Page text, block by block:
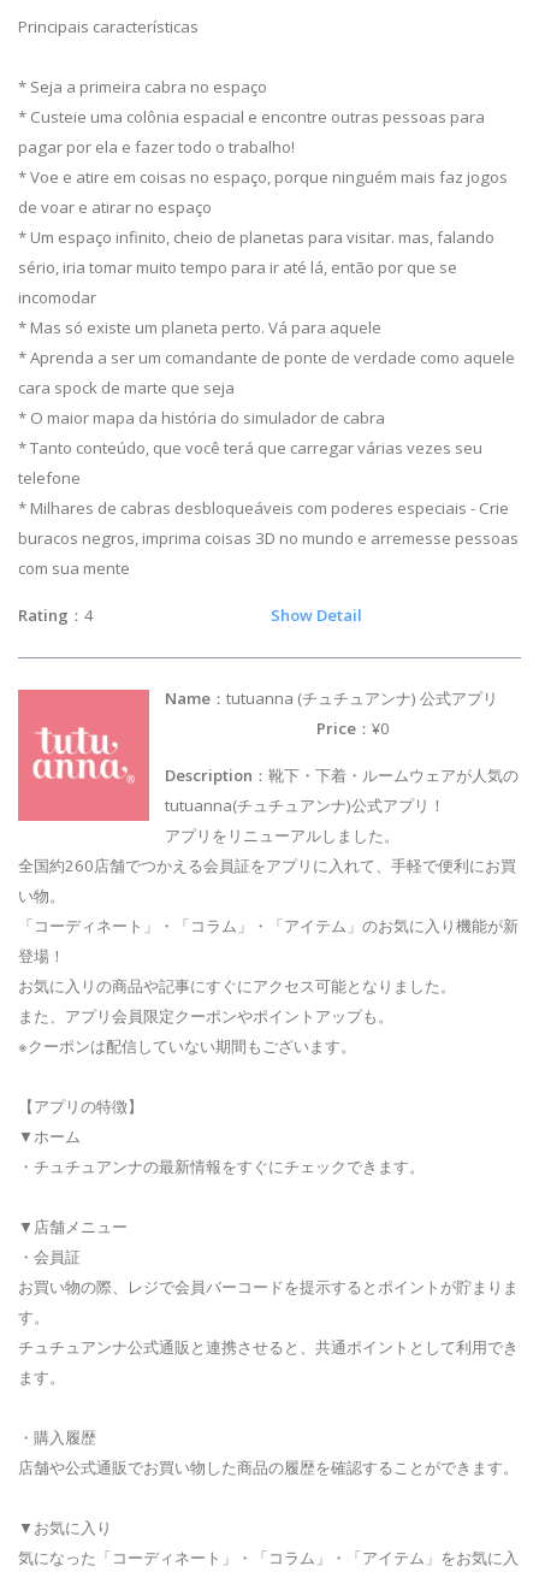
Principais características
* Seja a primeira cabra no espaço
* Custeie uma colônia espacial e encontre outras pessoas para
pagar por ela e fazer todo o trabalho!
* Voe e atire em coisas no espaço, porque ninguém mais faz jogos
de voar e atirar no espaço
* Um espaço infinito, cheio de planetas para visitar. mas, falando
sério, iria tomar muito tempo para ir até lá, então por que se
incomodar
* Mas só existe um planeta perto. Vá para aquele
* Aprenda a ser um comandante de ponte de verdade como aquele
cara spock de marte que seja
* O maior mapa da história do simulador de cabra
* Tanto conteúdo, que você terá que carregar várias vezes seu
telefone
* Milhares de cabras desbloqueáveis com poderes especiais - Crie
buracos negros, imprima coisas 3D no mundo e arremesse pessoas
com sua mente
Rating ：4 Show Detail
Name ：tutuanna (チュチュアンナ) 公式アプリ
Price ：¥0
Description ：靴下・下着・ルームウェアが人気の
tutuanna(チュチュアンナ)公式アプリ！
アプリをリニューアルしました。
全国約260店舗でつかえる会員証をアプリに入れて、手軽で便利にお買
い物。
「コーディネート」・「コラム」・「アイテム」のお気に入り機能が新
登場！
お気に入リの商品や記事にすぐにアクセス可能となりました。
また、アプリ会員限定クーポンやポイントアップも。
※クーポンは配信していない期間もございます。
【アプリの特徴】
▼ホーム
・チュチュアンナの最新情報をすぐにチェックできます。
▼店舗メニュー
・会員証
お買い物の際、レジで会員バーコードを提示するとポイントが貯まりま
す。
チュチュアンナ公式通販と連携させると、共通ポイントとして利用でき
ます。
・購入履歴
店舗や公式通販でお買い物した商品の履歴を確認することができます。
▼お気に入り
気になった「コーディネート」・「コラム」・「アイテム」をお気に入